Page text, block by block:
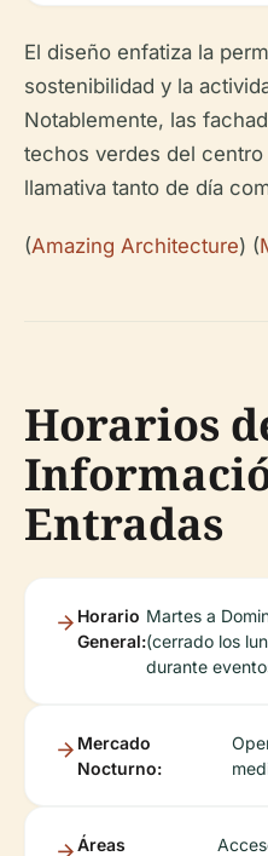
El diseño enfatiza la
sostenibilidad y la
Notablemente, las
techos verdes del
llamativa tanto de día
(Amazing Architecture) (
Horarios
Entradas
Horario
General:
Martes a
(cerrado los
durante
Mercado
Nocturno:
Áreas